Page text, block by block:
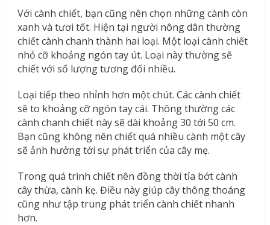
Với cành chiết, bạn cũng nên chọn những cành còn
xanh và tươi tốt. Hiện tại người nông dân thường
chiết cành chanh thành hai loại. Một loại cành chiết
nhỏ cỡ khoảng ngón tay út. Loại này thường sẽ
chiết với số lượng tương đối nhiều.
Loại tiếp theo nhỉnh hơn một chút. Các cành chiết
sẽ to khoảng cỡ ngón tay cái. Thông thường các
cành chanh chiết này sẽ dài khoảng 30 tới 50 cm.
Bạn cũng không nên chiết quá nhiều cành một cây
sẽ ảnh hưởng tới sự phát triển của cây mẹ.
Trong quá trình chiết nên đồng thời tỉa bớt cành
cây thừa, cành kẹ. Điều này giúp cây thông thoáng
cũng như tập trung phát triển cành chiết nhanh
hơn.